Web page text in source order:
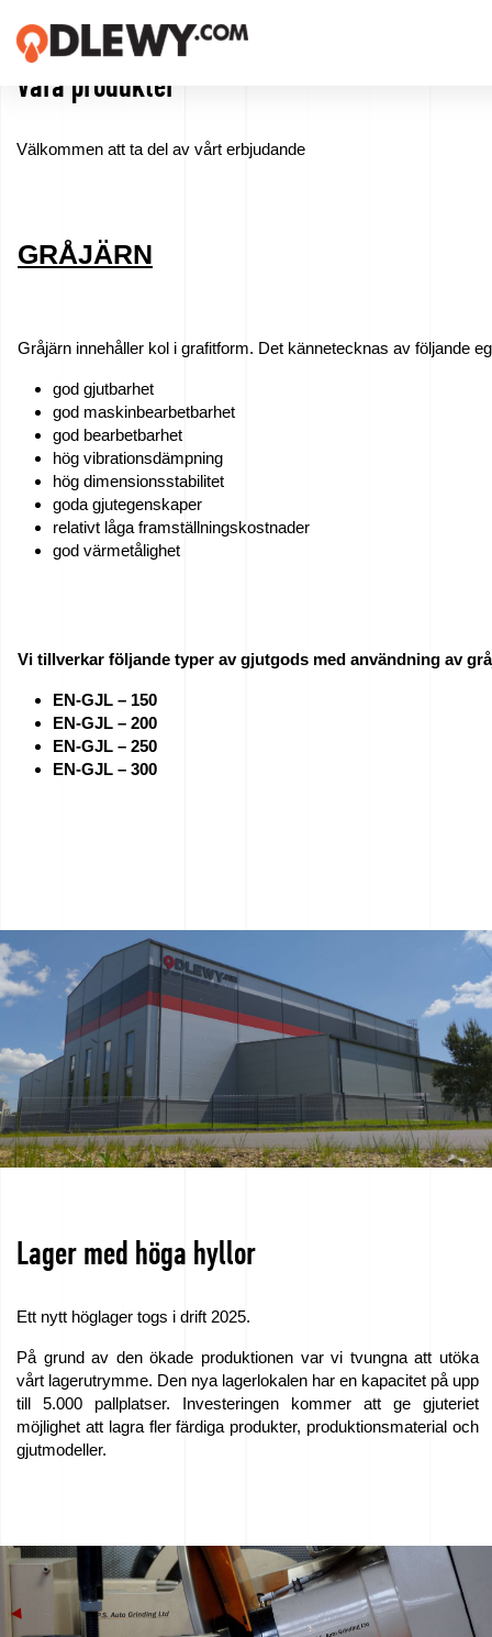
Teknologi
Våra
produkter
Jobb
–
Till
salu
EU-
We
love
horses
Filmer
från
Kontakt
Begäran
om
förslag
Våra produkter
Välkommen att ta del av vårt erbjudande
GRÅJÄRN
Gråjärn innehåller kol i grafitform. Det kännetecknas av följande
god gjutbarhet
god maskinbearbetbarhet
god bearbetbarhet
hög vibrationsdämpning
hög dimensionsstabilitet
goda gjutegenskaper
relativt låga framställningskostnader
god värmetålighet
Vi tillverkar följande typer av gjutgods med användning av
EN-GJL – 150
EN-GJL – 200
EN-GJL – 250
EN-GJL – 300
Lager med höga hyllor
Ett nytt höglager togs i drift 2025.
På grund av den ökade produktionen var vi tvungna att utöka
vårt lagerutrymme. Den nya lagerlokalen har en kapacitet på upp
till 5.000 pallplatser. Investeringen kommer att ge gjuteriet
möjlighet att lagra fler färdiga produkter, produktionsmaterial och
gjutmodeller.